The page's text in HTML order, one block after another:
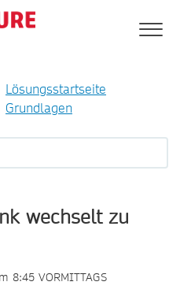
Lösungsstartseite
Grundlagen
wechselt zu
8:45 VORMITTAGS